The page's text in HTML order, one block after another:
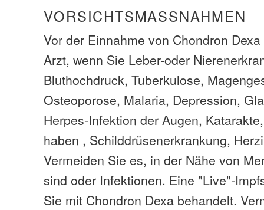
VORSICHTSMASSNAHMEN
Vor der Einnahme von Chondron
Arzt, wenn Sie Leber-oder
Bluthochdruck, Tuberkulose,
Osteoporose, Malaria, Depression,
Herpes-Infektion der Augen,
haben , Schilddrüsenerkrankung,
Vermeiden Sie es, in der Nähe von
sind oder Infektionen. Eine "Live"-
Sie mit Chondron Dexa behandelt.